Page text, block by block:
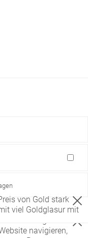
notwendige
navigieren,
von Gold stark
viel Goldglasur mit